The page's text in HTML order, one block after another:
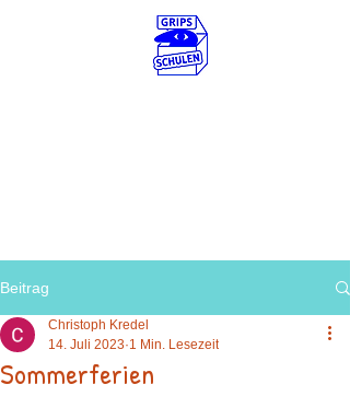
Beitrag
Sommerferien
Christoph Kredel
14. Juli 2023 1 Min. Lesezeit